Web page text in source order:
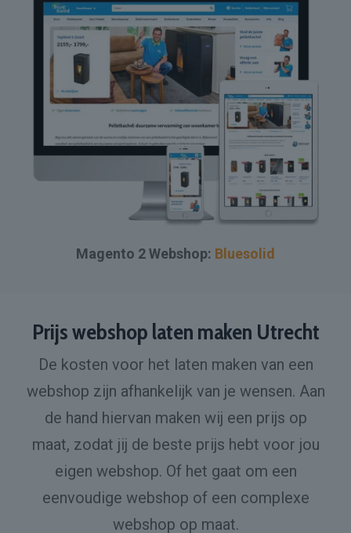
Magento 2 Webshop: Bluesolid
Prijs webshop laten maken Utrecht
De kosten voor het laten maken van een
webshop zijn afhankelijk van je wensen. Aan
de hand hiervan maken wij een prijs op
maat, zodat jij de beste prijs hebt voor jou
eigen webshop. Of het gaat om een
eenvoudige webshop of een complexe
webshop op maat.